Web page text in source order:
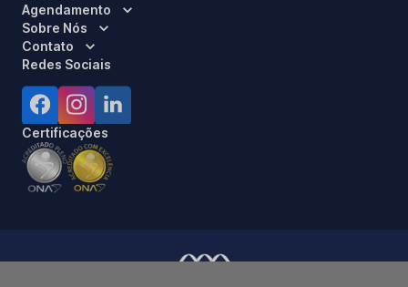
Agendamento
Sobre Nós
Contato
Redes Sociais
Certificações